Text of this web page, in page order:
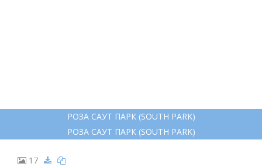
РОЗА САУТ ПАРК (SOUTH PARK)
РОЗА САУТ ПАРК (SOUTH PARK)
17